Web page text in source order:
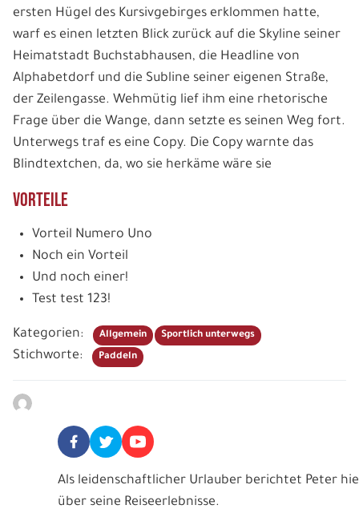
ersten Hügel des Kursivgebirges erklommen hatte,
warf es einen letzten Blick zurück auf die Skyline seiner
Heimatstadt Buchstabhausen, die Headline von
Alphabetdorf und die Subline seiner eigenen Straße,
der Zeilengasse. Wehmütig lief ihm eine rhetorische
Frage über die Wange, dann setzte es seinen Weg fort.
Unterwegs traf es eine Copy. Die Copy warnte das
Blindtextchen, da, wo sie herkäme wäre sie
Vorteile
Vorteil Numero Uno
Noch ein Vorteil
Und noch einer!
Test test 123!
Kategorien: Allgemein Sportlich unterwegs
Stichworte: Paddeln
Als leidenschaftlicher Urlauber berichtet Peter
über seine Reiseerlebnisse.